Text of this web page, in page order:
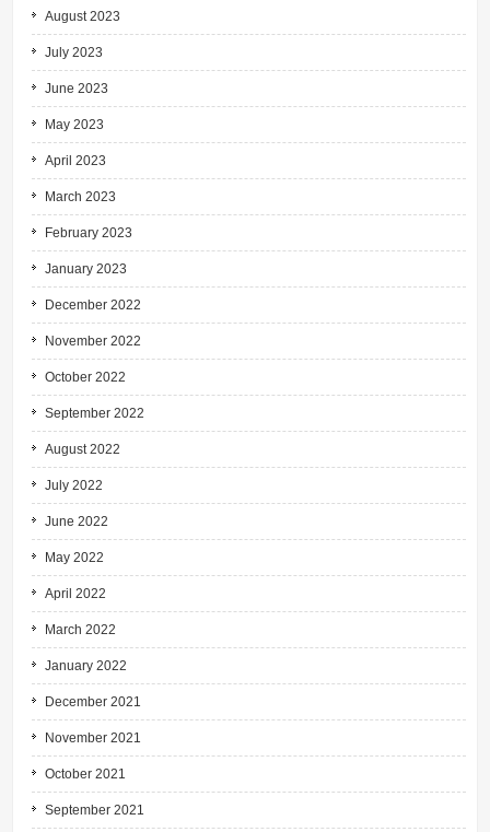
August 2023
July 2023
June 2023
May 2023
April 2023
March 2023
February 2023
January 2023
December 2022
November 2022
October 2022
September 2022
August 2022
July 2022
June 2022
May 2022
April 2022
March 2022
January 2022
December 2021
November 2021
October 2021
September 2021